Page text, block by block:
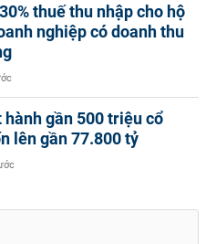
thuế thu nhập cho hộ
nghiệp có doanh thu
hành gần 500 triệu cổ
lên gần 77.800 tỷ